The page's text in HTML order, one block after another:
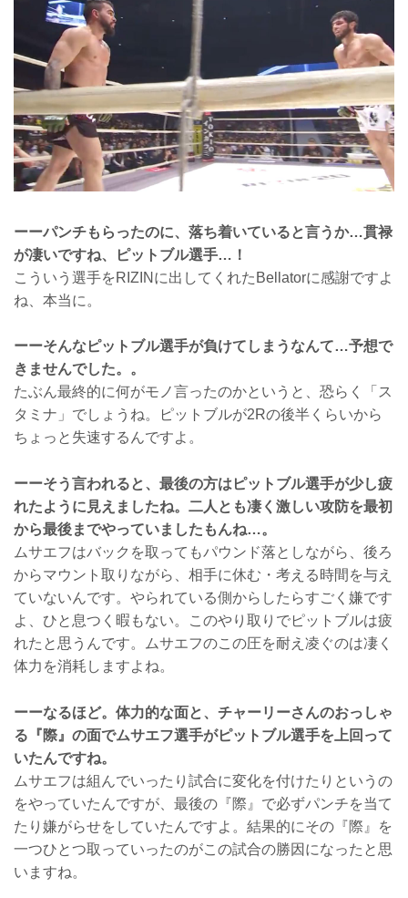
ーーパンチもらったのに、落ち着いていると言うか…貫禄
が凄いですね、ピットブル選手…！
こういう選手をRIZINに出してくれたBellatorに感謝ですよ
ね、本当に。
ーーそんなピットブル選手が負けてしまうなんて…予想で
きませんでした。。
たぶん最終的に何がモノ言ったのかというと、恐らく「ス
タミナ」でしょうね。ピットブルが2Rの後半くらいから
ちょっと失速するんですよ。
ーーそう言われると、最後の方はピットブル選手が少し疲
れたように見えましたね。二人とも凄く激しい攻防を最初
から最後までやっていましたもんね…。
ムサエフはバックを取ってもパウンド落としながら、後ろ
からマウント取りながら、相手に休む・考える時間を与え
ていないんです。やられている側からしたらすごく嫌です
よ、ひと息つく暇もない。このやり取りでピットブルは疲
れたと思うんです。ムサエフのこの圧を耐え凌ぐのは凄く
体力を消耗しますよね。
ーーなるほど。体力的な面と、チャーリーさんのおっしゃ
る『際』の面でムサエフ選手がピットブル選手を上回って
いたんですね。
ムサエフは組んでいったり試合に変化を付けたりというの
をやっていたんですが、最後の『際』で必ずパンチを当て
たり嫌がらせをしていたんですよ。結果的にその『際』を
一つひとつ取っていったのがこの試合の勝因になったと思
いますね。